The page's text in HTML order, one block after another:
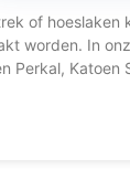
of hoeslaken
worden. In
Perkal, Katoen